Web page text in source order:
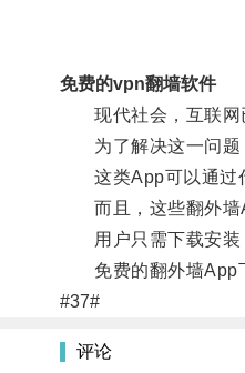
免费的vpn翻墙软件
现代社会，互联网已
为了解决这一问题
这类App可以通过代
而且，这些翻外墙
用户只需下载安装，
免费的翻外墙App下
#37#
评论